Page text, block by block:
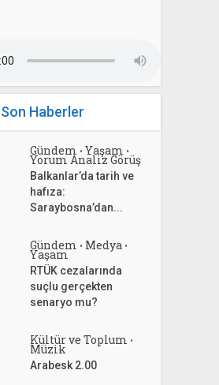
Son Haberler
Gündem • Yaşam •
Yorum Analiz Görüş
Balkanlar’da tarih ve
hafıza:
Saraybosna’dan...
Gündem • Medya •
Yaşam
RTÜK cezalarında
suçlu gerçekten
senaryo mu?
Kültür ve Toplum •
Müzik
Arabesk 2.00